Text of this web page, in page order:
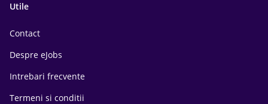
Utile
Contact
Despre eJobs
Intrebari frecvente
Termeni si conditii